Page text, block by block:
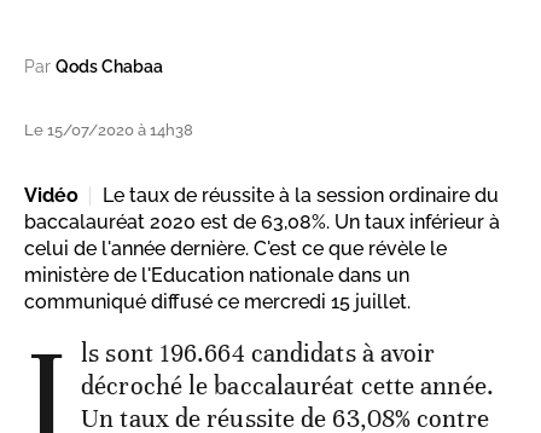
Par Qods Chabaa
Le 15/07/2020 à 14h38
Vidéo
Le taux de réussite à la session ordinaire du
baccalauréat 2020 est de 63,08%. Un taux inférieur à
celui de l'année dernière. C'est ce que révèle le
ministère de l'Education nationale dans un
communiqué diffusé ce mercredi 15 juillet.
I ls sont 196.664 candidats à avoir
décroché le baccalauréat cette année.
Un taux de réussite de 63,08% contre